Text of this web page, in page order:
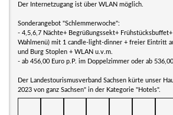
Der Internetzugang ist über WLAN möglich.
Sonderangebot "Schlemmerwoche":
- 4,5,6,7 Nächte+ Begrüßungssekt+
Wahlmenü) mit 1 candle-light-dinner + freier Eintritt
und Burg Stoplen + WLAN u.v.m.
- ab 456,00 Euro p.P. im Doppelzimmer oder ab
Der Landestourismusverband Sachsen kürte unser
2023 von ganz Sachsen" in der Kategorie "Hotels".